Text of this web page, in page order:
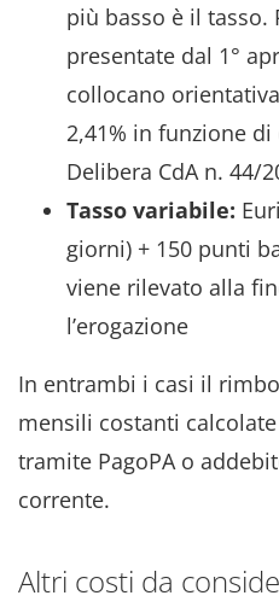
più basso è il tasso.
presentate dal 1°
collocano
2,41% in funzione di
Delibera CdA n. 44/
Tasso variabile:
giorni) + 150 punti
viene rilevato alla
l’erogazione
In entrambi i casi il
mensili costanti
tramite PagoPA o
corrente.
Altri costi da